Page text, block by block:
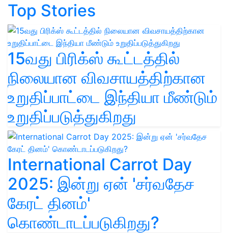
Top Stories
15வது பிரிக்ஸ் கூட்டத்தில்
நிலையான விவசாயத்திற்கான
உறுதிப்பாட்டை இந்தியா மீண்டும்
உறுதிப்படுத்துகிறது
International Carrot Day
2025: இன்று ஏன் 'சர்வதேச
கேரட் தினம்'
கொண்டாடப்படுகிறது?